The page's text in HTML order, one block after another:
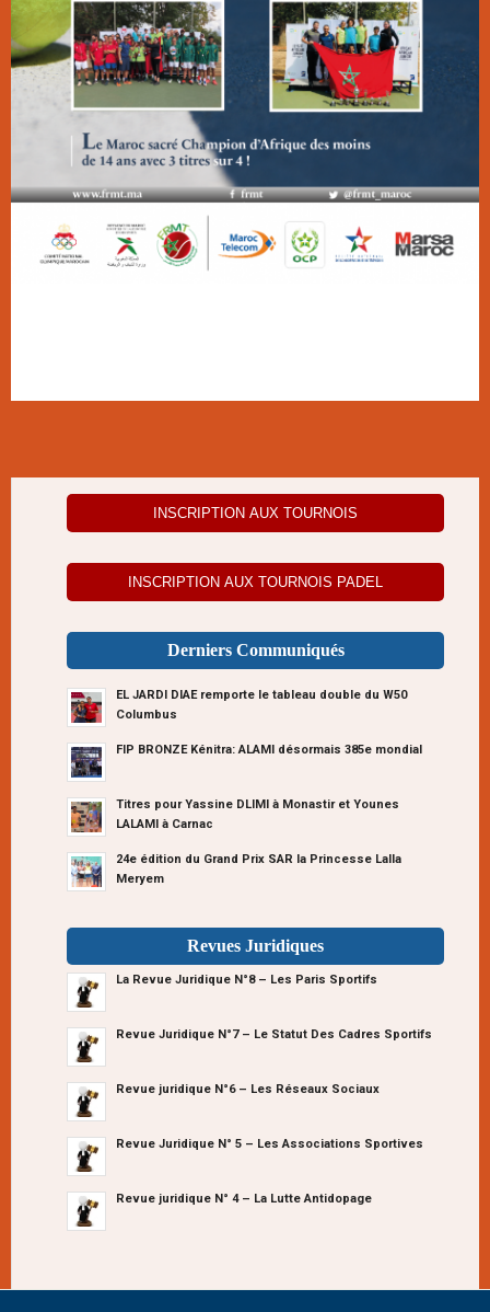
INSCRIPTION AUX TOURNOIS
INSCRIPTION AUX TOURNOIS PADEL
Derniers Communiqués
EL JARDI DIAE remporte le tableau double du W50
Columbus
FIP BRONZE Kénitra: ALAMI désormais 385e mondial
Titres pour Yassine DLIMI à Monastir et Younes
LALAMI à Carnac
24e édition du Grand Prix SAR la Princesse Lalla
Meryem
Revues Juridiques
La Revue Juridique N°8 – Les Paris Sportifs
Revue Juridique N°7 – Le Statut Des Cadres Sportifs
Revue juridique N°6 – Les Réseaux Sociaux
Revue Juridique N° 5 – Les Associations Sportives
Revue juridique N° 4 – La Lutte Antidopage